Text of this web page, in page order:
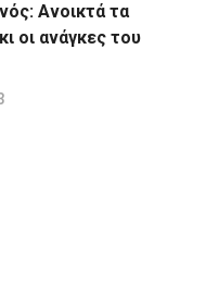
Ανοικτά τα
οι ανάγκες του